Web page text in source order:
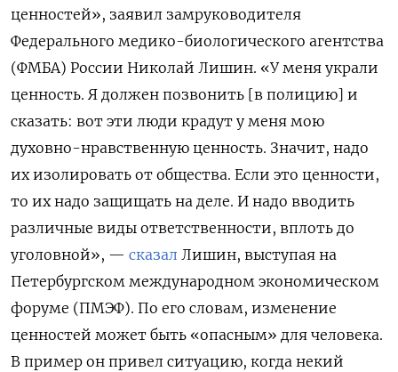
ценностей», заявил замруководителя
Федерального медико-биологического агентства
(ФМБА) России Николай Лишин. «У меня украли
ценность. Я должен позвонить [в полицию] и
сказать: вот эти люди крадут у меня мою
духовно-нравственную ценность. Значит, надо
их изолировать от общества. Если это ценности,
то их надо защищать на деле. И надо вводить
различные виды ответственности, вплоть до
уголовной», — сказал Лишин, выступая на
Петербургском международном экономическом
форуме (ПМЭФ). По его словам, изменение
ценностей может быть «опасным» для человека.
В пример он привел ситуацию, когда некий